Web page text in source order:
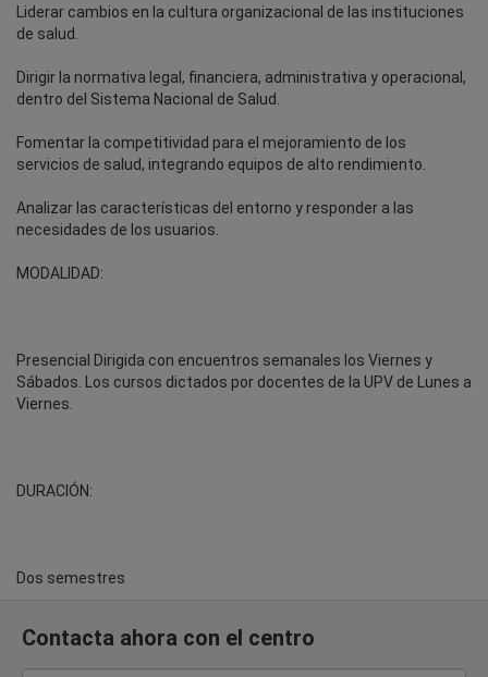
Liderar cambios en la cultura organizacional de las instituciones
de salud.
Dirigir la normativa legal, financiera, administrativa y operacional,
dentro del Sistema Nacional de Salud.
Fomentar la competitividad para el mejoramiento de los
servicios de salud, integrando equipos de alto rendimiento.
Analizar las características del entorno y responder a las
necesidades de los usuarios.
MODALIDAD:
Presencial Dirigida con encuentros semanales los Viernes y
Sábados. Los cursos dictados por docentes de la UPV de Lunes a
Viernes.
DURACIÓN:
Dos semestres
Contacta ahora con el centro